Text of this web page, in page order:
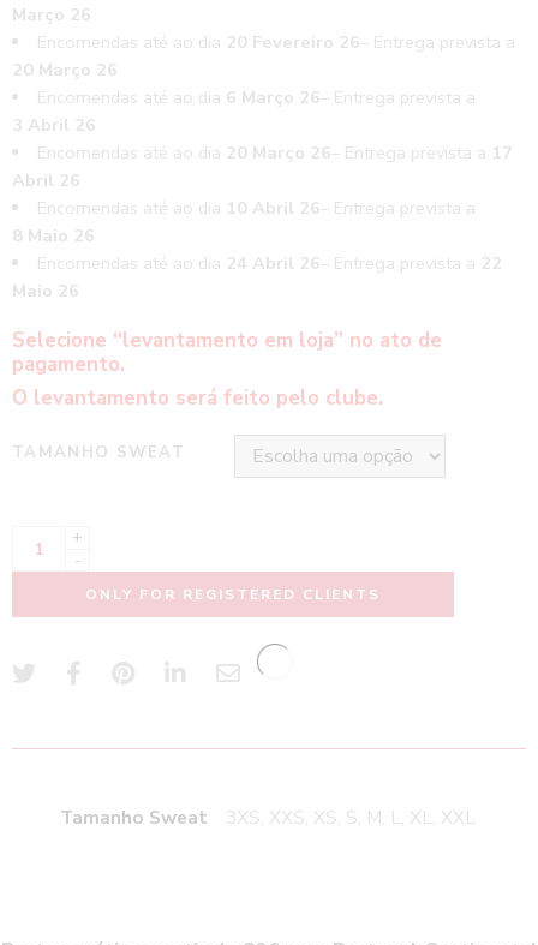
Março 26
Encomendas até ao dia 20 Fevereiro 26– Entrega prevista a
20 Março 26
Encomendas até ao dia 6 Março 26– Entrega prevista a
3 Abril 26
Encomendas até ao dia 20 Março 26– Entrega prevista a 17
Abril 26
Encomendas até ao dia 10 Abril 26– Entrega prevista a
8 Maio 26
Encomendas até ao dia 24 Abril 26– Entrega prevista a 22
Maio 26
Selecione “levantamento em loja” no ato de
pagamento.
O levantamento será feito pelo clube.
TAMANHO SWEAT
+
-
ONLY FOR REGISTERED CLIENTS
Tamanho Sweat 3XS, XXS, XS, S, M, L, XL, XXL